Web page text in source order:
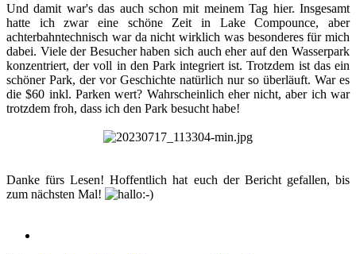
Und damit war's das auch schon mit meinem Tag hier. Insgesamt
hatte ich zwar eine schöne Zeit in Lake Compounce, aber
achterbahntechnisch war da nicht wirklich was besonderes für mich
dabei. Viele der Besucher haben sich auch eher auf den Wasserpark
konzentriert, der voll in den Park integriert ist. Trotzdem ist das ein
schöner Park, der vor Geschichte natürlich nur so überläuft. War es
die $60 inkl. Parken wert? Wahrscheinlich eher nicht, aber ich war
trotzdem froh, dass ich den Park besucht habe!​
Danke fürs Lesen! Hoffentlich hat euch der Bericht gefallen, bis
zum nächsten Mal!